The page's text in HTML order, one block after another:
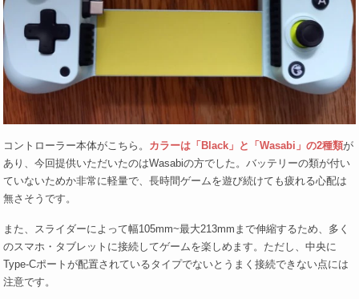
コントローラー本体がこちら。 カラーは「Black」と「Wasabi」の2種類が
あり、今回提供いただいたのはWasabiの方でした。バッテリーの類が付い
ていないためか非常に軽量で、長時間ゲームを遊び続けても疲れる心配は
無さそうです。
また、スライダーによって幅105mm~最大213mmまで伸縮するため、多く
のスマホ・タブレットに接続してゲームを楽しめます。ただし、中央に
Type-Cポートが配置されているタイプでないとうまく接続できない点には
注意です。